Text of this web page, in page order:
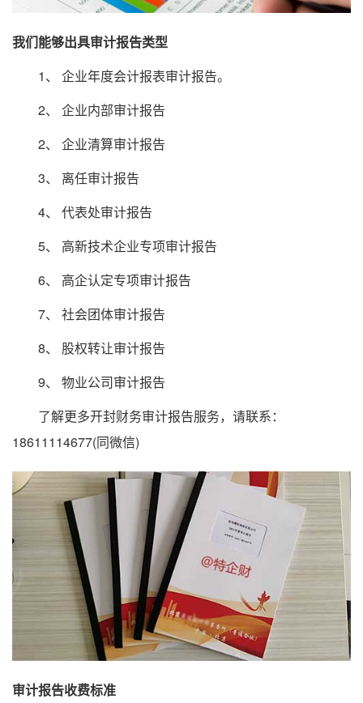
我们能够出具审计报告类型
1、 企业年度会计报表审计报告。
2、 企业内部审计报告
2、 企业清算审计报告
3、 离任审计报告
4、 代表处审计报告
5、 高新技术企业专项审计报告
6、 高企认定专项审计报告
7、 社会团体审计报告
8、 股权转让审计报告
9、 物业公司审计报告
了解更多开封财务审计报告服务，请联系：
18611114677(同微信)
审计报告收费标准